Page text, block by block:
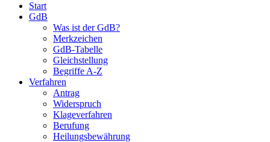
Start
GdB
Was ist der GdB?
Merkzeichen
GdB-Tabelle
Gleichstellung
Begriffe A-Z
Verfahren
Antrag
Widerspruch
Klageverfahren
Berufung
Heilungsbewährung